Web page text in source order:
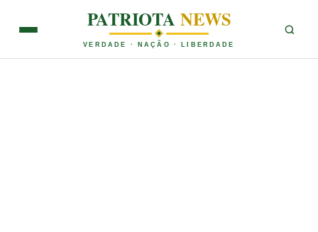
PATRIOTANEWS
VERDADE · NAÇÃO · LIBERDADE